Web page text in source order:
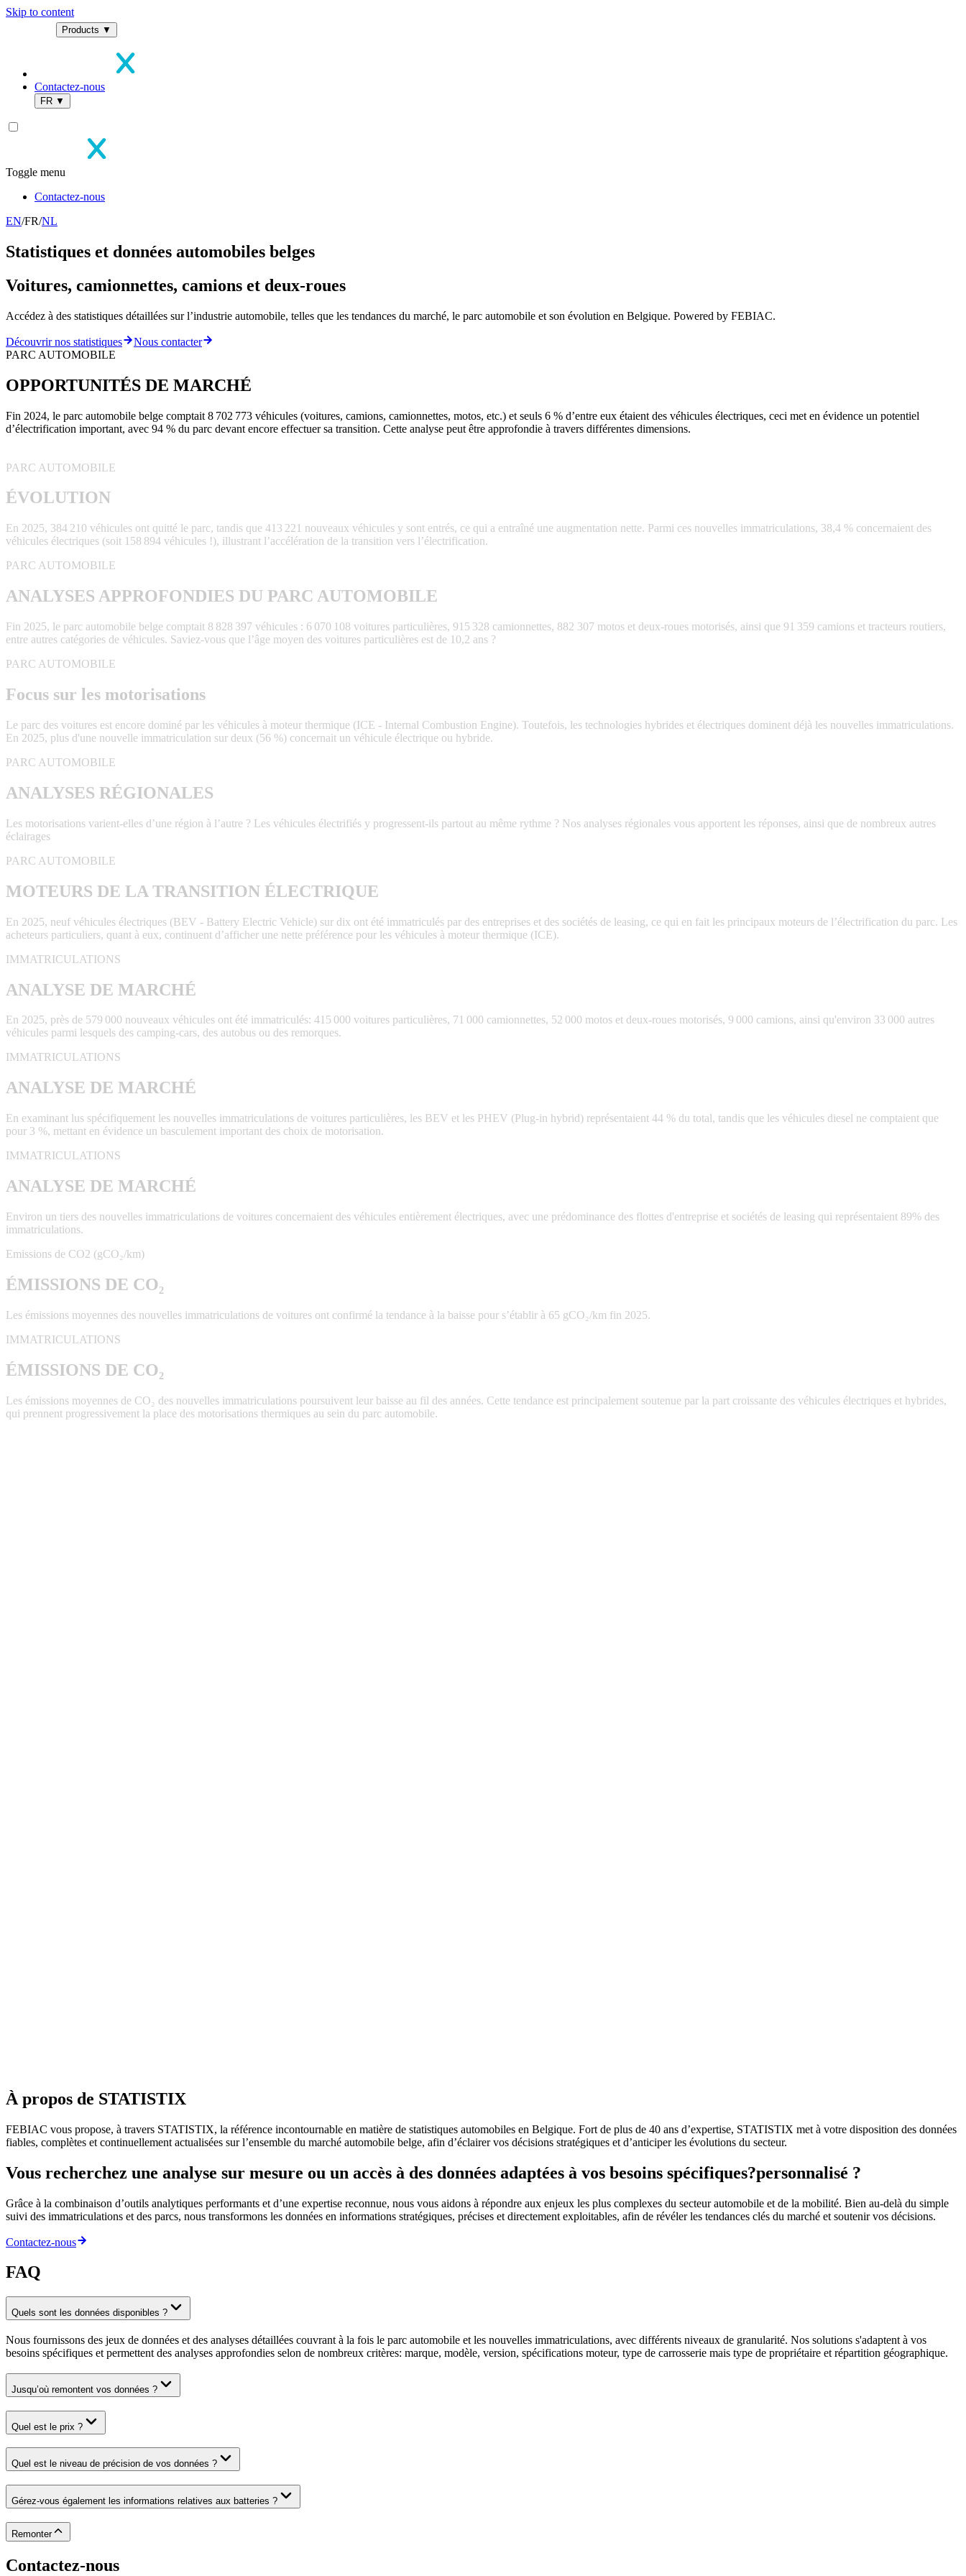
Skip to content
Products ▼
Contactez-nous
FR ▼
Toggle menu
Contactez-nous
EN/FR/NL
Statistiques et données automobiles belges
Voitures, camionnettes, camions et deux-roues
Accédez à des statistiques détaillées sur l’industrie automobile, telles que les tendances du marché, le parc automobile et son évolution en Belgique. Powered by FEBIAC.
Découvrir nos statistiques
Nous contacter
PARC AUTOMOBILE
OPPORTUNITÉS DE MARCHÉ
Fin 2024, le parc automobile belge comptait 8 702 773 véhicules (voitures, camions, camionnettes, motos, etc.) et seuls 6 % d’entre eux étaient des véhicules électriques, ceci met en évidence un potentiel
d’électrification important, avec 94 % du parc devant encore effectuer sa transition. Cette analyse peut être approfondie à travers différentes dimensions.
PARC AUTOMOBILE
ÉVOLUTION
En 2025, 384 210 véhicules ont quitté le parc, tandis que 413 221 nouveaux véhicules y sont entrés, ce qui a entraîné une augmentation nette. Parmi ces nouvelles immatriculations, 38,4 % concernaient des
véhicules électriques (soit 158 894 véhicules !), illustrant l’accélération de la transition vers l’électrification.
PARC AUTOMOBILE
ANALYSES APPROFONDIES DU PARC AUTOMOBILE
Fin 2025, le parc automobile belge comptait 8 828 397 véhicules : 6 070 108 voitures particulières, 915 328 camionnettes, 882 307 motos et deux-roues motorisés, ainsi que 91 359 camions et tracteurs routiers,
entre autres catégories de véhicules. Saviez-vous que l’âge moyen des voitures particulières est de 10,2 ans ?
PARC AUTOMOBILE
Focus sur les motorisations
Le parc des voitures est encore dominé par les véhicules à moteur thermique (ICE - Internal Combustion Engine). Toutefois, les technologies hybrides et électriques dominent déjà les nouvelles immatriculations.
En 2025, plus d'une nouvelle immatriculation sur deux (56 %) concernait un véhicule électrique ou hybride.
PARC AUTOMOBILE
ANALYSES RÉGIONALES
Les motorisations varient-elles d’une région à l’autre ? Les véhicules électrifiés y progressent-ils partout au même rythme ? Nos analyses régionales vous apportent les réponses, ainsi que de nombreux autres
éclairages
PARC AUTOMOBILE
MOTEURS DE LA TRANSITION ÉLECTRIQUE
En 2025, neuf véhicules électriques (BEV - Battery Electric Vehicle) sur dix ont été immatriculés par des entreprises et des sociétés de leasing, ce qui en fait les principaux moteurs de l’électrification du parc. Les
acheteurs particuliers, quant à eux, continuent d’afficher une nette préférence pour les véhicules à moteur thermique (ICE).
IMMATRICULATIONS
ANALYSE DE MARCHÉ
En 2025, près de 579 000 nouveaux véhicules ont été immatriculés: 415 000 voitures particulières, 71 000 camionnettes, 52 000 motos et deux-roues motorisés, 9 000 camions, ainsi qu'environ 33 000 autres
véhicules parmi lesquels des camping-cars, des autobus ou des remorques.
IMMATRICULATIONS
ANALYSE DE MARCHÉ
En examinant lus spécifiquement les nouvelles immatriculations de voitures particulières, les BEV et les PHEV (Plug-in hybrid) représentaient 44 % du total, tandis que les véhicules diesel ne comptaient que
pour 3 %, mettant en évidence un basculement important des choix de motorisation.
IMMATRICULATIONS
ANALYSE DE MARCHÉ
Environ un tiers des nouvelles immatriculations de voitures concernaient des véhicules entièrement électriques, avec une prédominance des flottes d'entreprise et sociétés de leasing qui représentaient 89% des
immatriculations.
Emissions de CO2 (gCO₂/km)
ÉMISSIONS DE CO₂
Les émissions moyennes des nouvelles immatriculations de voitures ont confirmé la tendance à la baisse pour s’établir à 65 gCO₂/km fin 2025.
IMMATRICULATIONS
ÉMISSIONS DE CO₂
Les émissions moyennes de CO₂ des nouvelles immatriculations poursuivent leur baisse au fil des années. Cette tendance est principalement soutenue par la part croissante des véhicules électriques et hybrides,
qui prennent progressivement la place des motorisations thermiques au sein du parc automobile.
PARC AUTOMOBILE
À propos de STATISTIX
FEBIAC vous propose, à travers STATISTIX, la référence incontournable en matière de statistiques automobiles en Belgique. Fort de plus de 40 ans d’expertise, STATISTIX met à votre disposition des données
fiables, complètes et continuellement actualisées sur l’ensemble du marché automobile belge, afin d’éclairer vos décisions stratégiques et d’anticiper les évolutions du secteur.
Vous recherchez une analyse sur mesure ou un accès à des données adaptées à vos besoins spécifiques?personnalisé ?
Grâce à la combinaison d’outils analytiques performants et d’une expertise reconnue, nous vous aidons à répondre aux enjeux les plus complexes du secteur automobile et de la mobilité. Bien au-delà du simple
suivi des immatriculations et des parcs, nous transformons les données en informations stratégiques, précises et directement exploitables, afin de révéler les tendances clés du marché et soutenir vos décisions.
Contactez-nous
FAQ
Quels sont les données disponibles ?
Nous fournissons des jeux de données et des analyses détaillées couvrant à la fois le parc automobile et les nouvelles immatriculations, avec différents niveaux de granularité. Nos solutions s'adaptent à vos
besoins spécifiques et permettent des analyses approfondies selon de nombreux critères: marque, modèle, version, spécifications moteur, type de carrosserie mais type de propriétaire et répartition géographique.
Jusqu’où remontent vos données ?
Quel est le prix ?
Quel est le niveau de précision de vos données ?
Gérez-vous également les informations relatives aux batteries ?
Remonter
Contactez-nous